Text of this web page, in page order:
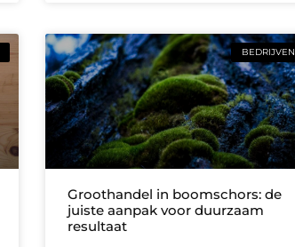
BEDRIJVEN
Groothandel in boomschors: de
juiste aanpak voor duurzaam
resultaat